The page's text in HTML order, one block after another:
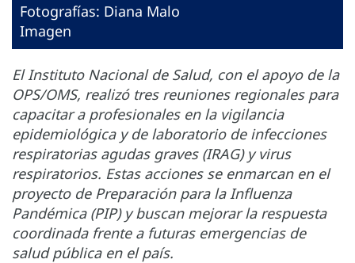
Fotografías: Diana Malo
Imagen
El Instituto Nacional de Salud, con el apoyo de la
OPS/OMS, realizó tres reuniones regionales para
capacitar a profesionales en la vigilancia
epidemiológica y de laboratorio de infecciones
respiratorias agudas graves (IRAG) y virus
respiratorios. Estas acciones se enmarcan en el
proyecto de Preparación para la Influenza
Pandémica (PIP) y buscan mejorar la respuesta
coordinada frente a futuras emergencias de
salud pública en el país.